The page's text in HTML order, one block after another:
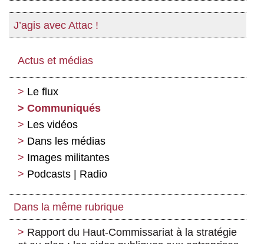
J’agis avec Attac !
Actus et médias
Le flux
Communiqués
Les vidéos
Dans les médias
Images militantes
Podcasts | Radio
Dans la même rubrique
Rapport du Haut-Commissariat à la stratégie